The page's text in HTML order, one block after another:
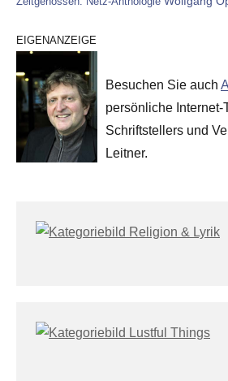
EIGENANZEIGE
Besuchen Sie auch
persönliche Internet-
Schriftstellers und
Leitner.